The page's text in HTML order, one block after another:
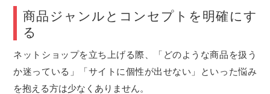
商品ジャンルとコンセプトを明確にす
る
ネットショップを立ち上げる際、「どのような商品を扱う
か迷っている」「サイトに個性が出せない」といった悩み
を抱える方は少なくありません。